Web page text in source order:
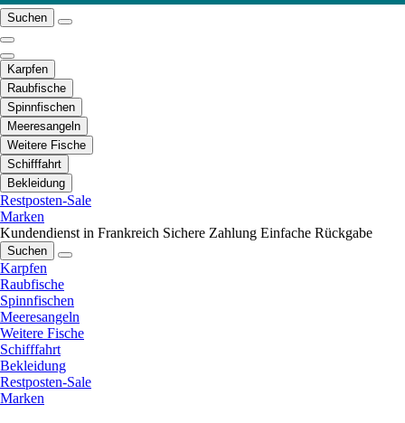
Suchen
Karpfen
Raubfische
Spinnfischen
Meeresangeln
Weitere Fische
Schifffahrt
Bekleidung
Restposten-Sale
Marken
Kundendienst in Frankreich Sichere Zahlung Einfache Rückgabe
Suchen
Karpfen
Raubfische
Spinnfischen
Meeresangeln
Weitere Fische
Schifffahrt
Bekleidung
Restposten-Sale
Marken